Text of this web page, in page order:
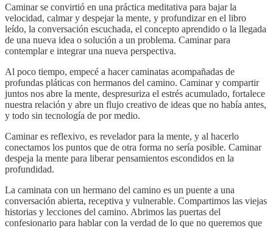
Caminar se convirtió en una práctica meditativa para bajar la
velocidad, calmar y despejar la mente, y profundizar en el libro
leído, la conversación escuchada, el concepto aprendido o la llegada
de una nueva idea o solución a un problema. Caminar para
contemplar e integrar una nueva perspectiva.
Al poco tiempo, empecé a hacer caminatas acompañadas de
profundas pláticas con hermanos del camino. Caminar y compartir
juntos nos abre la mente, despresuriza el estrés acumulado, fortalece
nuestra relación y abre un flujo creativo de ideas que no había antes,
y todo sin tecnología de por medio.
Caminar es reflexivo, es revelador para la mente, y al hacerlo
conectamos los puntos que de otra forma no sería posible. Caminar
despeja la mente para liberar pensamientos escondidos en la
profundidad.
La caminata con un hermano del camino es un puente a una
conversación abierta, receptiva y vulnerable. Compartimos las viejas
historias y lecciones del camino. Abrimos las puertas del
confesionario para hablar con la verdad de lo que no queremos que